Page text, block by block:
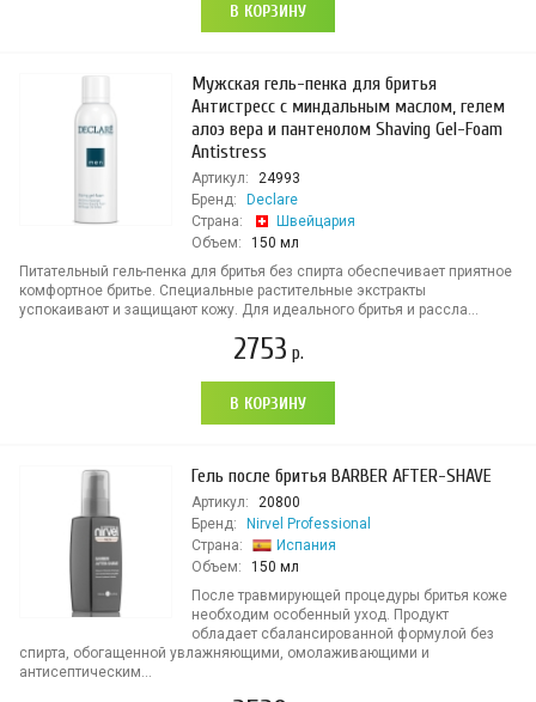
В КОРЗИНУ
Мужская гель-пенка для бритья
Антистресс с миндальным маслом, гелем
алоэ вера и пантенолом Shaving Gel-Foam
Antistress
Артикул:
24993
Бренд:
Declare
Страна:
Швейцария
Объем:
150 мл
Питательный гель-пенка для бритья без спирта обеспечивает приятное
комфортное бритье. Специальные растительные экстракты
успокаивают и защищают кожу. Для идеального бритья и рассла...
2753 р.
В КОРЗИНУ
Гель после бритья BARBER AFTER-SHAVE
Артикул:
20800
Бренд:
Nirvel Professional
Страна:
Испания
Объем:
150 мл
После травмирующей процедуры бритья коже
необходим особенный уход. Продукт
обладает сбалансированной формулой без
спирта, обогащенной увлажняющими, омолаживающими и
антисептическим...